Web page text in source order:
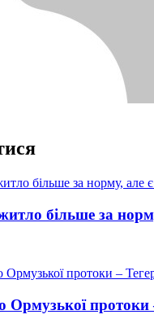
більше за
Ормузької протоки